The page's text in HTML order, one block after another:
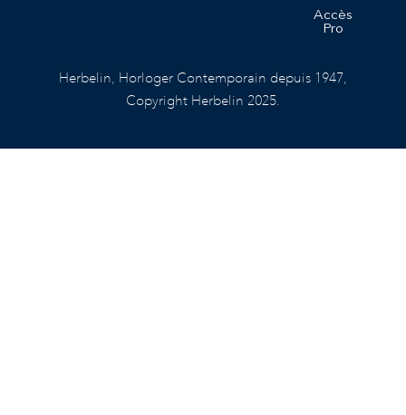
Accès
Pro
Herbelin, Horloger Contemporain depuis 1947,
Copyright Herbelin 2025.